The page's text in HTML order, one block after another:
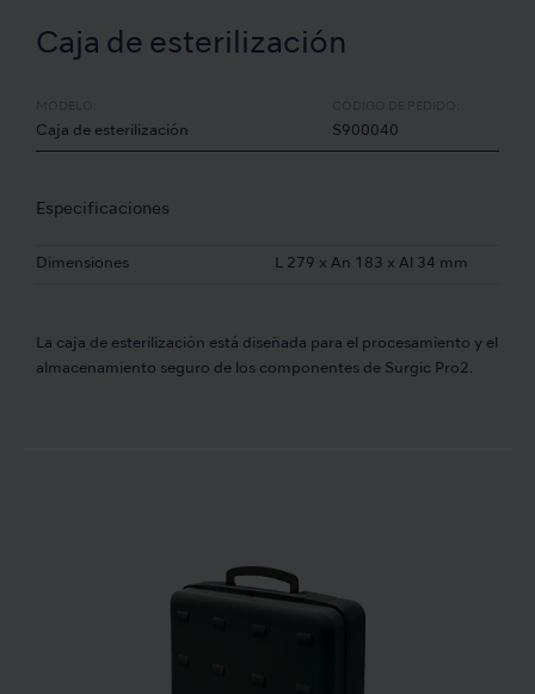
Caja de esterilización
Caja de esterilización S900040
Especificaciones
Dimensiones L 279 x An 183 x Al 34 mm
La caja de esterilización está diseñada para el procesamiento y el
almacenamiento seguro de los componentes de Surgic Pro2.